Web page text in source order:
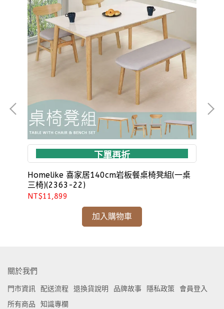
下單再折
Homelike 喜家居140cm岩板餐桌椅凳組(一桌
三椅)(2363-22)
NT$11,899
加入購物車
關於我們
門市資訊 配送流程 退換貨說明 品牌故事 隱私政策
會員登入
所有商品
知識專欄